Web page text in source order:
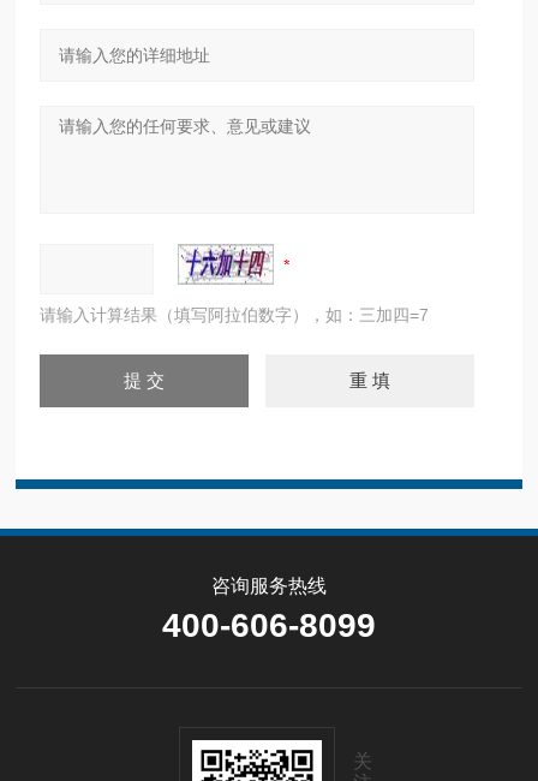
请输入计算结果（填写阿拉伯数字），如：三加四=7
咨询服务热线
400-606-8099
关